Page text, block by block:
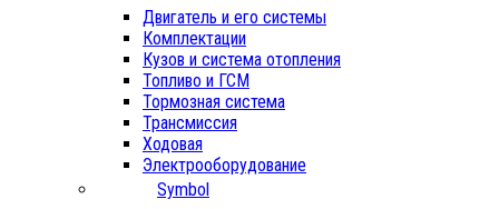
Двигатель и его системы
Комплектации
Кузов и система отопления
Топливо и ГСМ
Тормозная система
Трансмиссия
Ходовая
Электрооборудование
Symbol